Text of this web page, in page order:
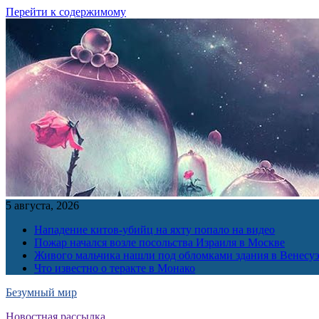
Перейти к содержимому
5 августа, 2026
Нападение китов-убийц на яхту попало на видео
Пожар начался возле посольства Израиля в Москве
Живого мальчика нашли под обломками здания в
Что известно о теракте в Монако
Безумный мир
Новостная рассылка